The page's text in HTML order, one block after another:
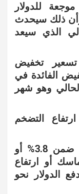
للدولار
ذلك سيحدث
الذي سيعد
تخفيض
الفائدة في
وهو شهر
التضخم
في حال جاء التضخم متماسكا ضمن 3.8% أو
أو ارتفاع
الدولار نحو